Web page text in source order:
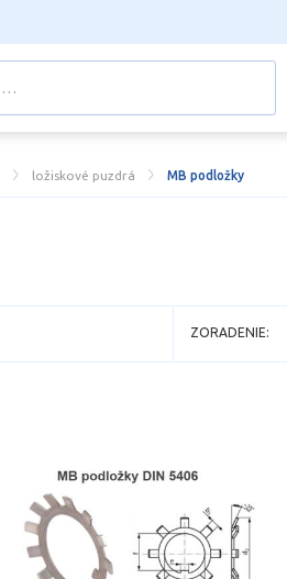
ložiskové puzdrá MB podložky
ZORADENIE: